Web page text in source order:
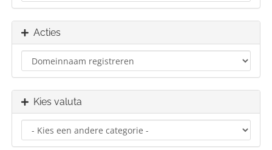
Acties
Kies valuta